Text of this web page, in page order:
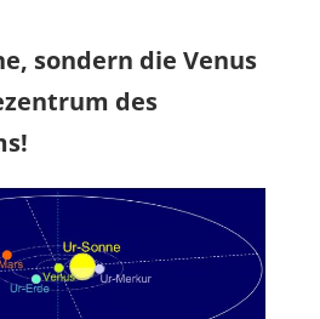
sondern die Venus
des